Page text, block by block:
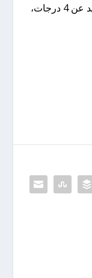
يبقى الطقس جافًا بشكل عام لكنه لا يزيد عن 4 درجات،